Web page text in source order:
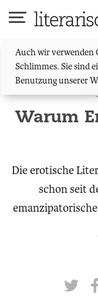
Auch wir verwenden
Schlimmes. Sie sind
Benutzung unserer
Warum
Die erotische
schon seit